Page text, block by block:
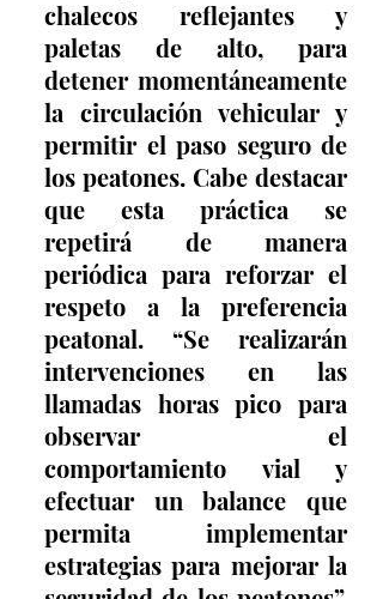
chalecos reflejantes y
paletas de alto, para
detener momentáneamente
la circulación vehicular y
permitir el paso seguro de
los peatones. Cabe destacar
que esta práctica se
repetirá de manera
periódica para reforzar el
respeto a la preferencia
peatonal. “Se realizarán
intervenciones en las
llamadas horas pico para
observar el
comportamiento vial y
efectuar un balance que
permita implementar
estrategias para mejorar la